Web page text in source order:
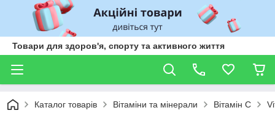
Товари для здоров'я, спорту та активного життя
Каталог товарів Вітаміни та мінерали Вітамін С